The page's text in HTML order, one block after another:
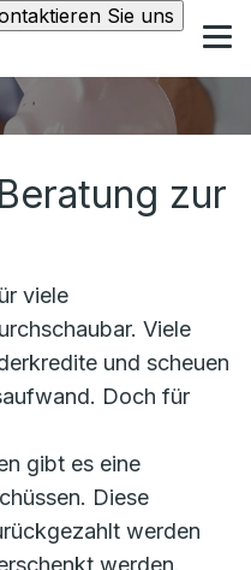
Sie uns
zur
viele
Viele
und scheuen
Doch für
gibt es eine
Diese
werden
werden.